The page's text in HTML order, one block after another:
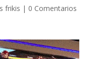
frikis | 0 Comentarios